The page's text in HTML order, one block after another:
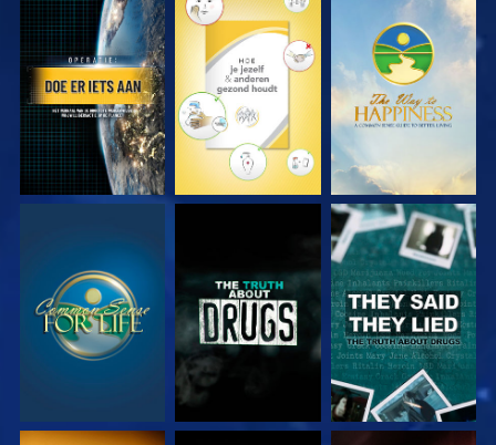
KIJK KIJK KIJK
KIJK KIJK KIJK